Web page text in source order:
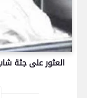
العثور على جثة
بعدسة الخبر
الأول لمباراة
نهائي كأس